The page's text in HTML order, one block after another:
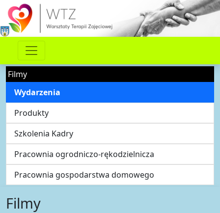
Filmy
Wydarzenia
Produkty
Szkolenia Kadry
Pracownia ogrodniczo-rękodzielnicza
Pracownia gospodarstwa domowego
Filmy